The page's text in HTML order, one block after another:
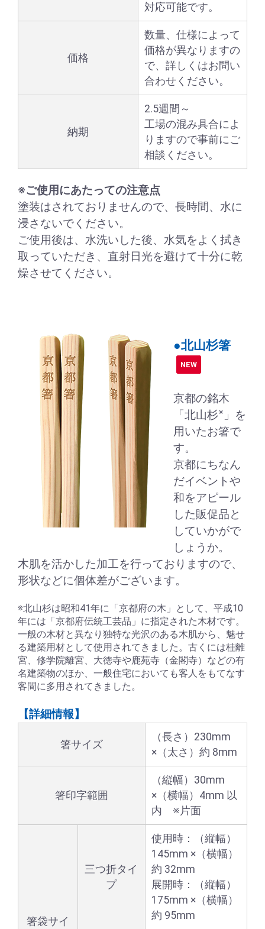
対応可能です。
価格
数量、仕様によって
価格が異なりますの
で、詳しくはお問い
合わせください。
納期
2.5週間～
工場の混み具合によ
りますので事前にご
相談ください。
※ご使用にあたっての注意点
塗装はされておりませんので、長時間、水に
浸さないでください。
ご使用後は、水洗いした後、水気をよく拭き
取っていただき、直射日光を避けて十分に乾
燥させてください。
●北山杉箸
NEW
京都の銘木
「北山杉※ 」を
用いたお箸で
す。
京都にちなん
だイベントや
和をアピール
した販促品と
していかがで
しょうか。
木肌を活かした加工を行っておりますので、
形状などに個体差がございます。
※北山杉は昭和41年に「京都府の木」として、平成10
年には「京都府伝統工芸品」に指定された木材です。
一般の木材と異なり独特な光沢のある木肌から、魅せ
る建築用材として使用されてきました。古くには桂離
宮、修学院離宮、大徳寺や鹿苑寺（金閣寺）などの有
名建築物のほか、一般住宅においても客人をもてなす
客間に多用されてきました。
【詳細情報】
箸サイズ
（長さ）230mm
×（太さ）約 8mm
箸印字範囲
（縦幅）30mm
×（横幅）4mm 以
内 ※片面
箸袋サイ
三つ折タイ
プ
使用時：（縦幅）
145mm ×（横幅）
約 32mm
展開時：（縦幅）
175mm ×（横幅）
約 95mm